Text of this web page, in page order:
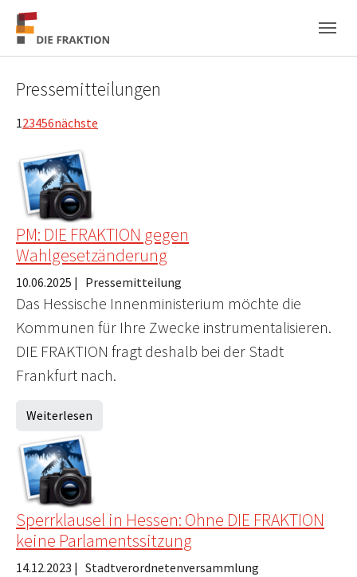
Zum Hauptinhalt springen
Skip to page footer
Pressemitteilungen
123456nächste
PM: DIE FRAKTION gegen
Wahlgesetzänderung
10.06.2025 | Pressemitteilung
Das Hessische Innenministerium möchte die
Kommunen für Ihre Zwecke instrumentalisieren.
DIE FRAKTION fragt deshalb bei der Stadt
Frankfurt nach.
Weiterlesen
Sperrklausel in Hessen: Ohne DIE FRAKTION
keine Parlamentssitzung
14.12.2023 | Stadtverordnetenversammlung